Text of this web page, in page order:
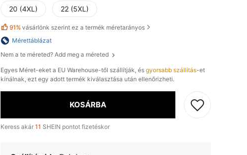
20 (4XL) 22 (5XL)
91% vásárlónk szerint ez a termék méretarányos
Mérettáblázat
Nem a te méreted? Add meg a méreted
Egyes Méret-eket a EU Warehouse-től szállítják, és gyorsabb szállítás-et
kínálnak, ezt egy adott termék kiválasztása után ellenőrizheti.
KOSÁRBA
Keress akár 11 SHEIN pontot fizetéskor